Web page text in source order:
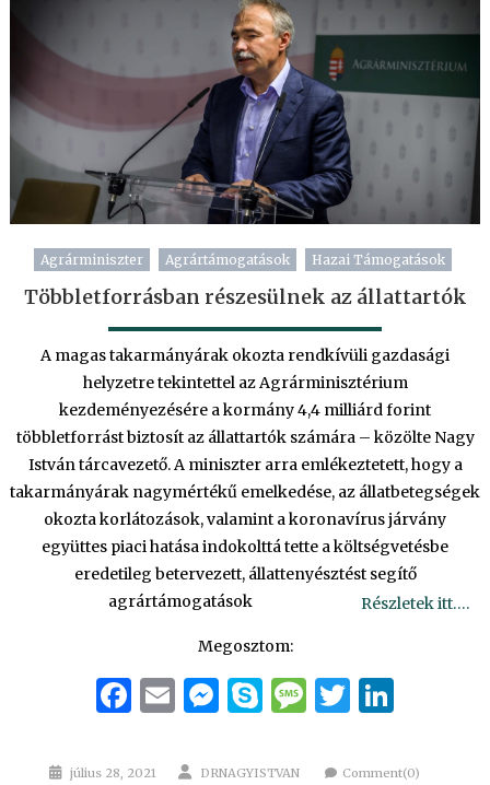
Agrárminiszter Agrártámogatások Hazai Támogatások
Többletforrásban részesülnek az állattartók
A magas takarmányárak okozta rendkívüli gazdasági
helyzetre tekintettel az Agrárminisztérium
kezdeményezésére a kormány 4,4 milliárd forint
többletforrást biztosít az állattartók számára – közölte Nagy
István tárcavezető. A miniszter arra emlékeztetett, hogy a
takarmányárak nagymértékű emelkedése, az állatbetegségek
okozta korlátozások, valamint a koronavírus járvány
együttes piaci hatása indokolttá tette a költségvetésbe
eredetileg betervezett, állattenyésztést segítő
agrártámogatások
Részletek itt….
Megosztom:
Facebook
EmailMessenger
Skype
Message
Twitter
Posted
július 28, 2021 Author
DRNAGYISTVAN Comment(0)